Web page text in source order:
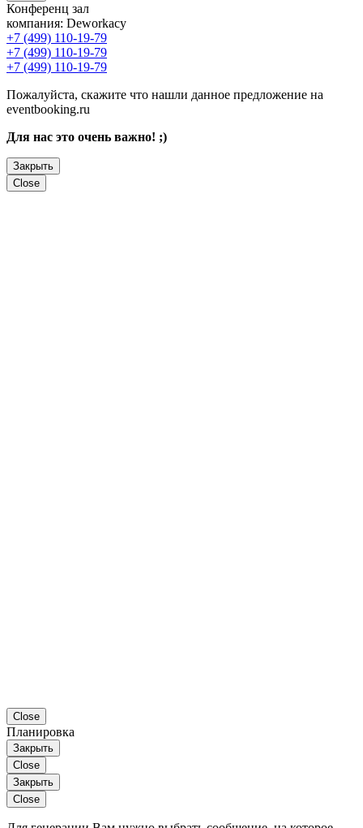
Конференц зал
компания: Deworkacy
+7 (499) 110-19-79
+7 (499) 110-19-79
+7 (499) 110-19-79
Пожалуйста, скажите что нашли данное предложение на
eventbooking.ru
Для нас это очень важно! ;)
Закрыть
Close
Close
Планировка
Закрыть
Close
Закрыть
Close